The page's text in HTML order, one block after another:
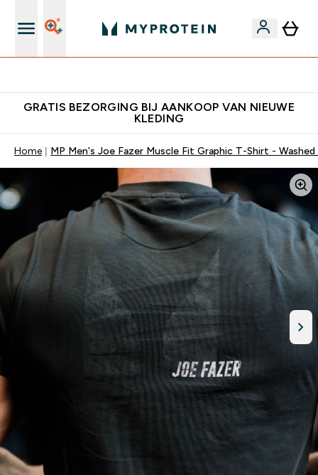
GRATIS BEZORGING BIJ AANKOOP VAN NIEUWE
KLEDING
Home MP Men's Joe Fazer Muscle Fit Graphic T-Shirt - Washed